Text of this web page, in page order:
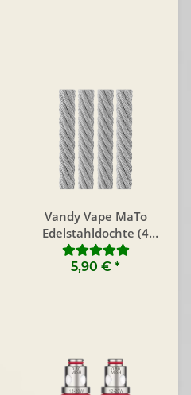
Vandy Vape MaTo
Edelstahldochte (4
Stück)
5,90 € *